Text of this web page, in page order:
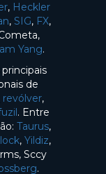
, Heckler
, SIG, FX,
Yang.
de
revólver,
. Entre
Taurus,
, Yildiz,
Sccy
.